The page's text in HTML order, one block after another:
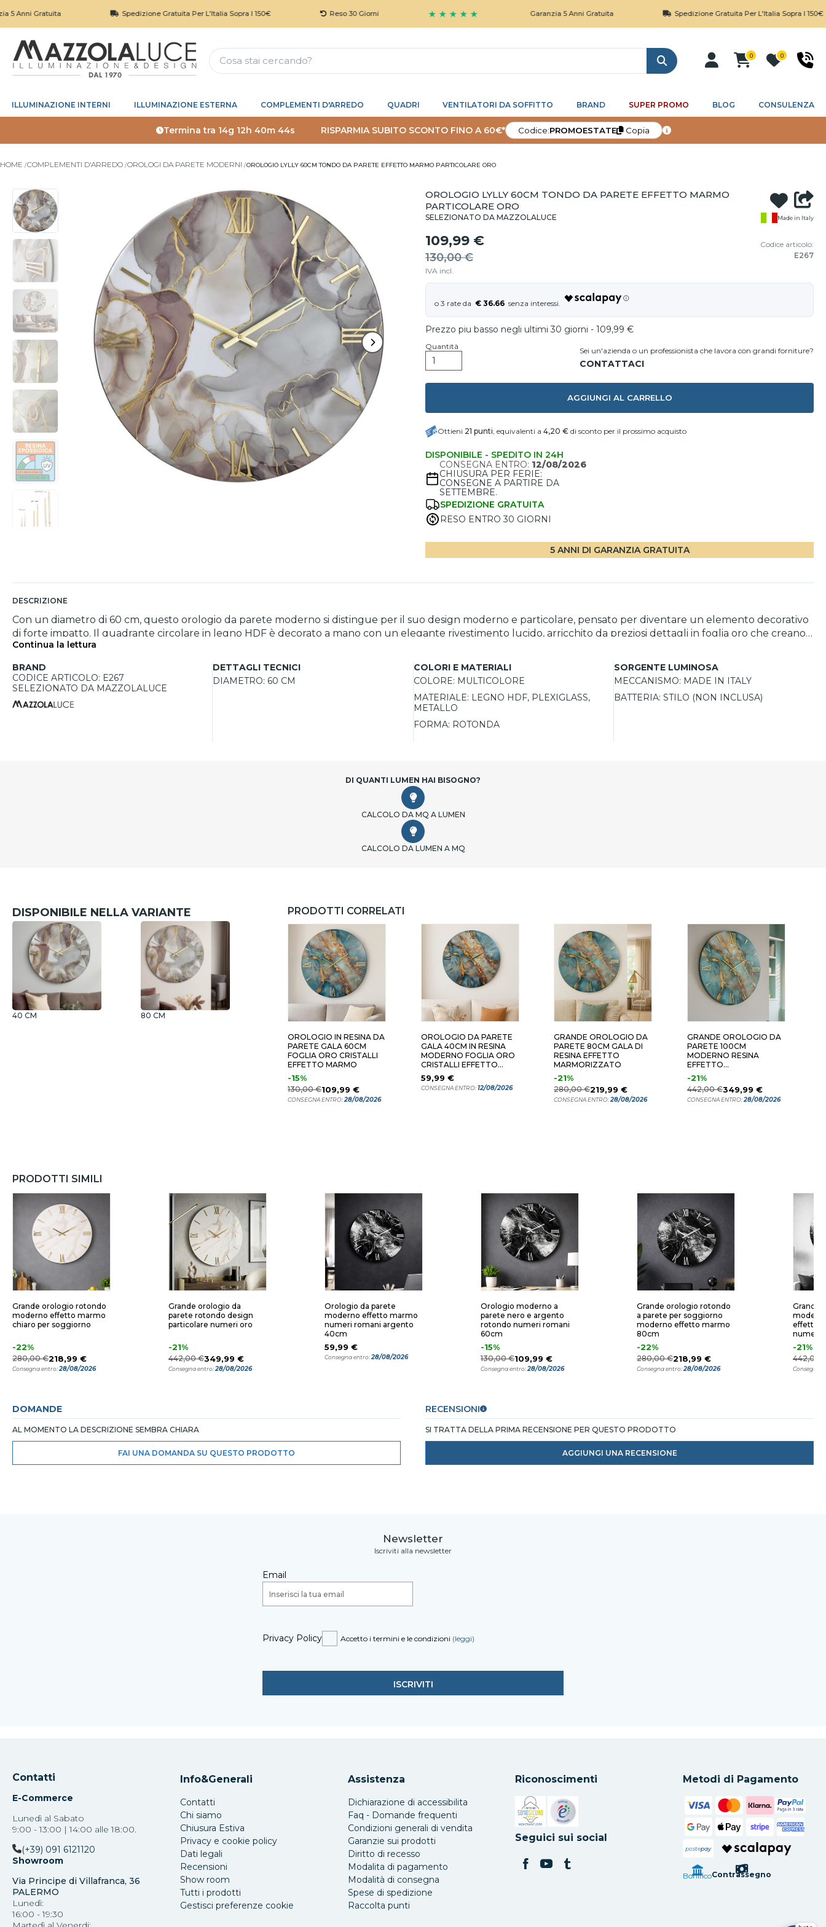
Gratuita Spedizione Gratuita Per L'Italia Sopra I 150€ Reso 30 Giorni ★ ★ ★ ★ ★ Garanzia 5 Anni Gratuita Spedizione Gratuita Per L'Italia Sopra I 150€
Cerca
0 0
ILLUMINAZIONE INTERNI ILLUMINAZIONE ESTERNA COMPLEMENTI D'ARREDO QUADRI VENTILATORI DA SOFFITTO BRAND SUPER PROMO BLOG CONSULENZA
Termina tra 14g 12h 40m 43s RISPARMIA SUBITO SCONTO FINO A 60€* Codice:PROMOESTATE Copia
HOME COMPLEMENTI D'ARREDO OROLOGI DA PARETE MODERNI OROLOGIO LYLLY 60CM TONDO DA PARETE EFFETTO MARMO PARTICOLARE ORO
OROLOGIO LYLLY 60CM TONDO DA PARETE EFFETTO MARMO
PARTICOLARE ORO
SELEZIONATO DA MAZZOLALUCE Made in Italy
109,99 €
130,00 €
IVA incl.
Codice articolo:
E267
€ 36.66
Prezzo piu basso negli ultimi 30 giorni - 109,99 €
Quantità Sei un'azienda o un professionista che lavora con grandi forniture?
AGGIUNGI AL CARRELLO
Ottieni 21 punti, equivalenti a 4,20 € di sconto per il prossimo acquisto
DISPONIBILE - SPEDITO IN 24H
CONSEGNA ENTRO: 12/08/2026
CHIUSURA PER FERIE:
CONSEGNE A PARTIRE DA
SETTEMBRE.
SPEDIZIONE GRATUITA
RESO ENTRO 30 GIORNI
5 ANNI DI GARANZIA GRATUITA
DESCRIZIONE
Con un diametro di 60 cm, questo orologio da parete moderno si distingue per il suo design moderno e particolare, pensato per diventare un elemento decorativo
di forte impatto. Il quadrante circolare in legno HDF è decorato a mano con un elegante rivestimento lucido, arricchito da preziosi dettagli in foglia oro che creano
suggestivi riflessi. I numeri romani in plexiglass specchiato oro e le lancette in metallo cromato dorato completano un’estetica sofisticata, perfetta per valorizzare
ambienti come soggiorni, studi o zone giorno contemporanee.
Continua la lettura
BRAND
CODICE ARTICOLO: E267
SELEZIONATO DA MAZZOLALUCE
DETTAGLI TECNICI
DIAMETRO: 60 CM
COLORI E MATERIALI
COLORE: MULTICOLORE
MATERIALE: LEGNO HDF, PLEXIGLASS,
METALLO
FORMA: ROTONDA
SORGENTE LUMINOSA
MECCANISMO: MADE IN ITALY
BATTERIA: STILO (NON INCLUSA)
DI QUANTI LUMEN HAI BISOGNO?
CALCOLO DA MQ A LUMEN
CALCOLO DA LUMEN A MQ
DISPONIBILE NELLA VARIANTE
40 CM 80 CM 100 CM
PRODOTTI CORRELATI
OROLOGIO IN RESINA DA
PARETE GALA 60CM
FOGLIA ORO CRISTALLI
EFFETTO MARMO
-15%
130,00 €109,99 €
CONSEGNA ENTRO:28/08/2026
OROLOGIO DA PARETE
GALA 40CM IN RESINA
MODERNO FOGLIA ORO
CRISTALLI EFFETTO
MARMORIZZATO
59,99 €
CONSEGNA ENTRO:12/08/2026
GRANDE OROLOGIO DA
PARETE 80CM GALA DI
RESINA EFFETTO
MARMORIZZATO
-21%
280,00 €219,99 €
CONSEGNA ENTRO:28/08/2026
GRANDE OROLOGIO DA
PARETE 100CM
MODERNO RESINA
EFFETTO
MARMORIZZATO
-21%
442,00 €349,99 €
CONSEGNA ENTRO:28/08/2026
PRODOTTI SIMILI
Grande orologio rotondo
moderno effetto marmo
chiaro per soggiorno
-22%
280,00 €218,99 €
Consegna entro:28/08/2026
Grande orologio da
parete rotondo design
particolare numeri oro
-21%
442,00 €349,99 €
Consegna entro:28/08/2026
Orologio da parete
moderno effetto marmo
numeri romani argento
40cm
59,99 €
Consegna entro:28/08/2026
Orologio moderno a
parete nero e argento
rotondo numeri romani
60cm
-15%
130,00 €109,99 €
Consegna entro:28/08/2026
Grande orologio rotondo
a parete per soggiorno
moderno effetto marmo
80cm
-22%
280,00 €218,99 €
Consegna entro:28/08/2026
Grande
effetto
numeri
-21%
442,00
Consegna
DOMANDE
AL MOMENTO LA DESCRIZIONE SEMBRA CHIARA
FAI UNA DOMANDA SU QUESTO PRODOTTO
RECENSIONI
SI TRATTA DELLA PRIMA RECENSIONE PER QUESTO PRODOTTO
AGGIUNGI UNA RECENSIONE
Newsletter
Iscriviti alla newsletter
Email
Privacy Policy Accetto i termini e le condizioni (leggi)
Contatti
E-Commerce
Lunedì al Sabato
9:00 - 13:00 | 14:00 alle 18:00.
(+39) 091 6121120
Showroom
Via Principe di Villafranca, 36
PALERMO
Lunedì:
16:00 - 19:30
Info&Generali
Contatti
Chi siamo
Chiusura Estiva
Privacy e cookie policy
Dati legali
Recensioni
Show room
Tutti i prodotti
Gestisci preferenze cookie
Assistenza
Dichiarazione di accessibilita
Faq - Domande frequenti
Condizioni generali di vendita
Garanzie sui prodotti
Diritto di recesso
Modalita di pagamento
Modalità di consegna
Spese di spedizione
Raccolta punti
Riconoscimenti
Si apre in una nuova scheda
Si apre in una nuova scheda
Seguici sui social
Metodi di Pagamento
postepay
BonificoContrassegno